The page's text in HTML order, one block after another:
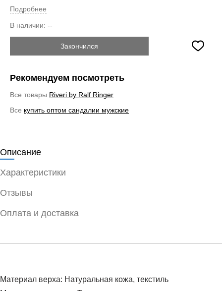
Подробнее
В наличии: --
Закончился
Рекомендуем посмотреть
Все товары Riveri by Ralf Ringer
Все купить оптом сандалии мужские
Описание
Характеристики
Отзывы
Оплата и доставка
Материал верха: Натуральная кожа, текстиль